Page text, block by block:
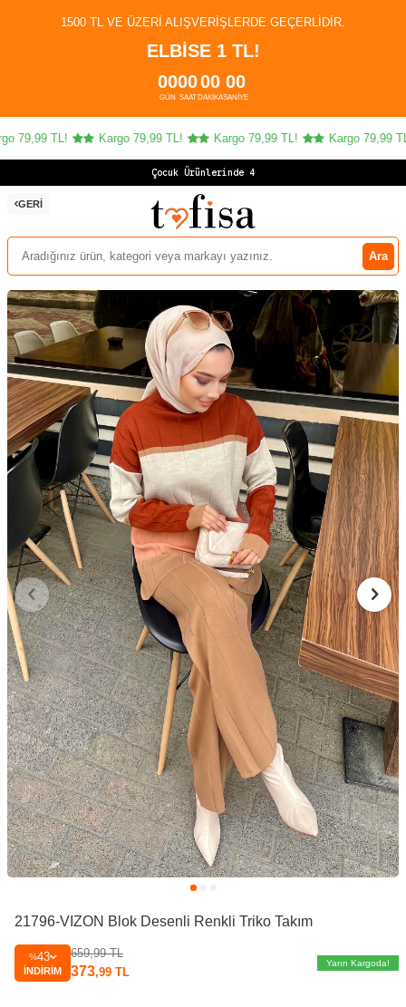
1500 TL VE ÜZERI ALIŞVERIŞLERDE GEÇERLIDIR.
ELBİSE 1 TL!
00
GÜN
00
SAAT
00
DAKIKA
00
SANIYE
79,99 TL! Kargo 79,99 TL! Kargo 79,99 TL! Kargo 79,99 TL!
Çocuk Ürünlerinde 4 AL
GERI
Ara
21796-VIZON Blok Desenli Renkli Triko Takım
%43
İNDIRIM
659,99TL
373,99 TL
Yarın Kargoda!